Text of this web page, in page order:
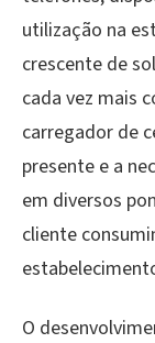
utilização na
crescente de
cada vez mais
carregador de
presente e a
em diversos
cliente
O